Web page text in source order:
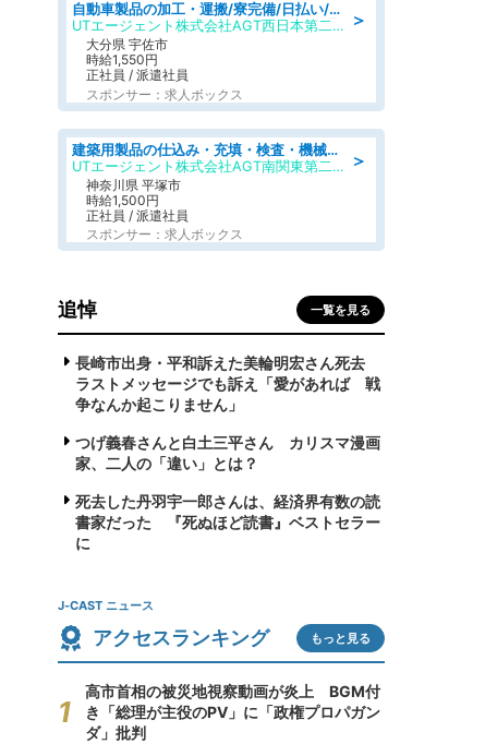
＞
自動車製品の加工・運搬/寮完備/日払い/工場・製造
UTエージェント株式会社AGT西日本第二CU
大分県 宇佐市
時給1,550円
正社員 / 派遣社員
スポンサー：求人ボックス
＞
建築用製品の仕込み・充填・検査・機械操作/寮完備/日払い/工場・製造
UTエージェント株式会社AGT南関東第二CU
神奈川県 平塚市
時給1,500円
正社員 / 派遣社員
スポンサー：求人ボックス
追悼 一覧を見る
長崎市出身・平和訴えた美輪明宏さん死去
ラストメッセージでも訴え「愛があれば 戦
争なんか起こりません」
つげ義春さんと白土三平さん カリスマ漫画
家、二人の「違い」とは？
死去した丹羽宇一郎さんは、経済界有数の読
書家だった 『死ぬほど読書』ベストセラー
に
J-CAST ニュース
アクセスランキング もっと見る
高市首相の被災地視察動画が炎上 BGM付
き「総理が主役のPV」に「政権プロパガン
ダ」批判